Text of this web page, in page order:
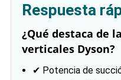
Respuesta
¿Qué destaca de
verticales Dyson?
✔ Potencia de